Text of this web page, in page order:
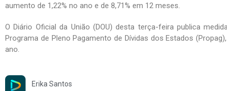
aumento de 1,22% no ano e de 8,71% em 12 meses.
O Diário Oficial da União (DOU) desta terça-feira publica
Programa de Pleno Pagamento de Dívidas dos Estados
ano.
Erika Santos